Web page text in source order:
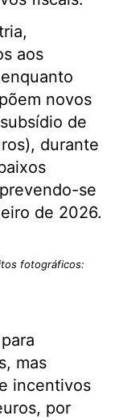
aos
novos
de
durante
se
de 2026.
fotográficos:
mas
incentivos
por